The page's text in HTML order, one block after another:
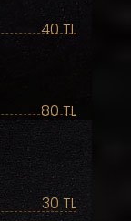
40 TL
80 TL
30 TL